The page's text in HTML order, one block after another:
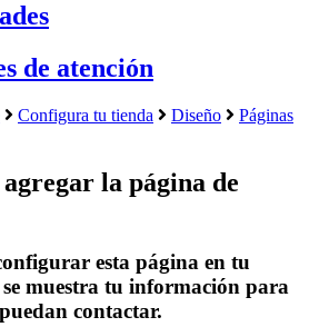
de atención
Configura tu tienda Diseño Páginas
agregar la página de
esta página en tu
muestra tu información para
contactar.